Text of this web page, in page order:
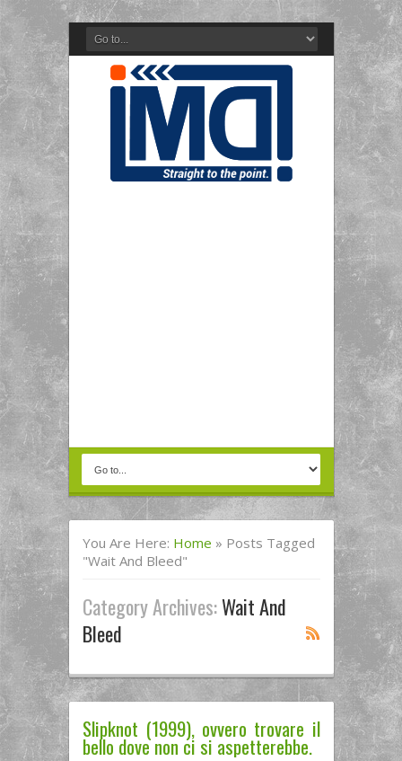
You Are Here: Home » Posts Tagged
"Wait And Bleed"
Category Archives:Wait And
Bleed
Slipknot (1999), ovvero trovare il
bello dove non ci si aspetterebbe.